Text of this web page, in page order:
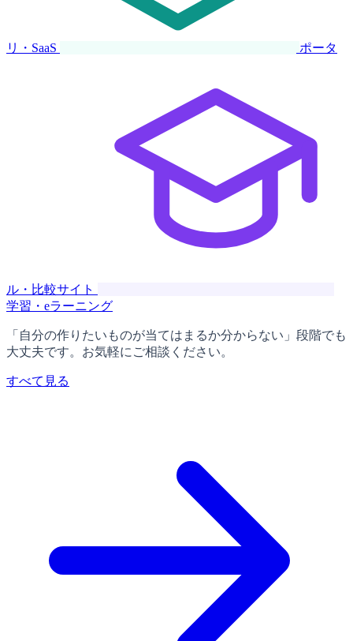
リ・SaaS ポータ
ル・比較サイト
学習・eラーニング
「自分の作りたいものが当てはまるか分からない」段階でも
大丈夫です。お気軽にご相談ください。
すべて見る